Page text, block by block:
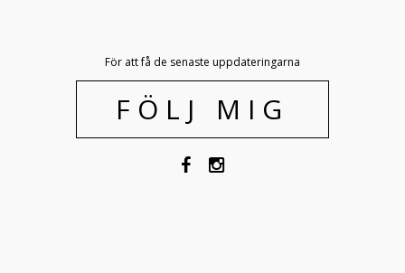
För att få de senaste uppdateringarna
FÖLJ MIG